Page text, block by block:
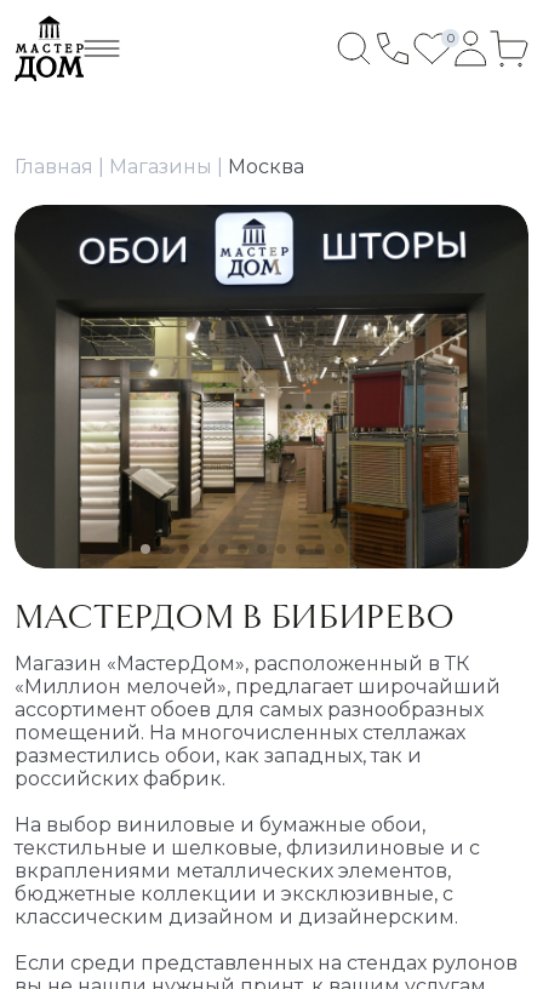
0
Главная Магазины Москва
МАСТЕРДОМ В БИБИРЕВО
Магазин «МастерДом», расположенный в ТК
«Миллион мелочей», предлагает широчайший
ассортимент обоев для самых разнообразных
помещений. На многочисленных стеллажах
разместились обои, как западных, так и
российских фабрик.
На выбор виниловые и бумажные обои,
текстильные и шелковые, флизилиновые и с
вкраплениями металлических элементов,
бюджетные коллекции и эксклюзивные, с
классическим дизайном и дизайнерским.
Если среди представленных на стендах рулонов